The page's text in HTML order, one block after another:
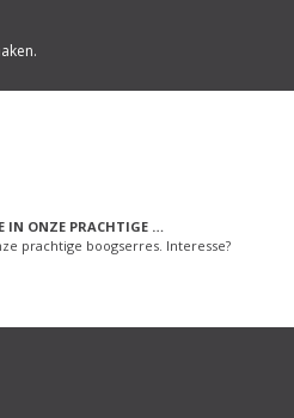
IN ONZE PRACHTIGE …
prachtige boogserres. Interesse?